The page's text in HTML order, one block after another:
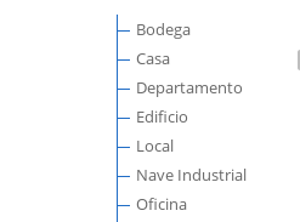
Bodega
Casa
Departamento
Edificio
Local
Nave Industrial
Oficina